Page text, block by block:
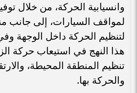
وانسيابية الحركة، من خلال
لمواقف السيارات، إلى جانب
لتنظيم الحركة داخل الوجهة
هذا النهج في استيعاب حركة
تنظيم المنطقة المحيطة،
والحركة بها.